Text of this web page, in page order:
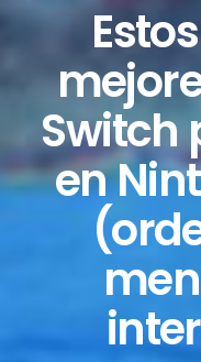
Switch
en